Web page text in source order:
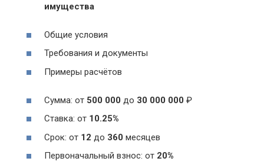
имущества
Общие условия
Требования и документы
Примеры расчётов
Сумма: от 500 000 до 30 000 000 ₽
Ставка: от 10.25%
Срок: от 12 до 360 месяцев
Первоначальный взнос: от 20%